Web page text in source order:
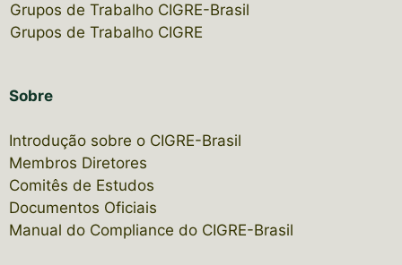
Grupos de Trabalho CIGRE-Brasil
Grupos de Trabalho CIGRE
Sobre
Introdução sobre o CIGRE-Brasil
Membros Diretores
Comitês de Estudos
Documentos Oficiais
Manual do Compliance do CIGRE-Brasil